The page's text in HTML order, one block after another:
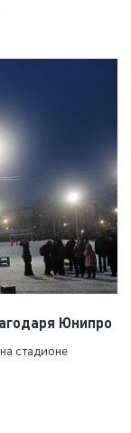
Юнипро
стадионе